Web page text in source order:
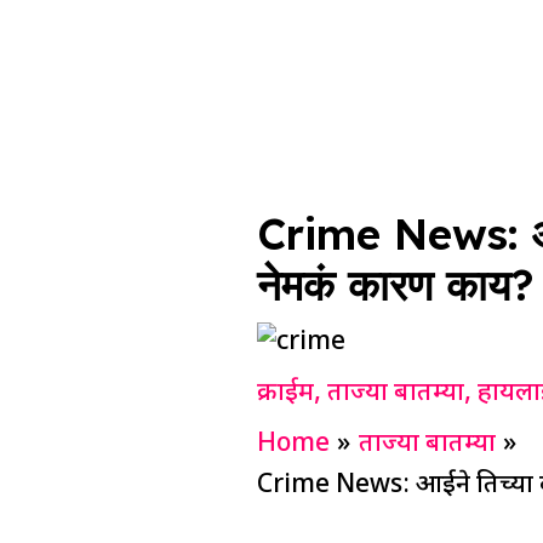
Crime News:
नेमकं कारण काय?
क्राईम,ताज्या बातम्या,
Home
ताज्या बातम्या
Crime News: आईने तिच्या